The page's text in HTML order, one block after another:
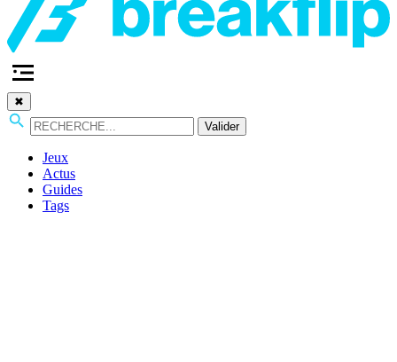
✖
Valider
Jeux
Actus
Guides
Tags